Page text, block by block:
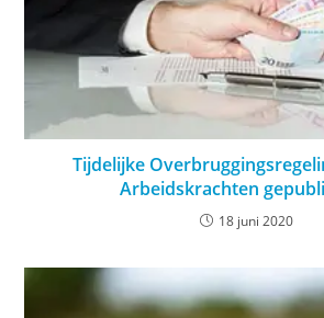
Tijdelijke
Arbeidskrachten
18 juni 2020